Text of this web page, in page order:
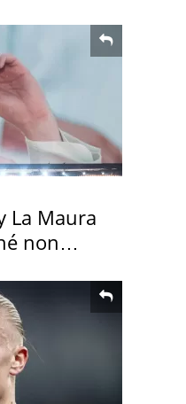
La Maura
non